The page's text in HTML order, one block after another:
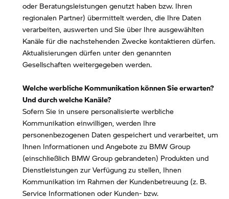
oder Beratungsleistungen genutzt haben bzw. Ihren
regionalen Partner) übermittelt werden, die Ihre Daten
verarbeiten, auswerten und Sie über Ihre ausgewählten
Kanäle für die nachstehenden Zwecke kontaktieren dürfen.
Aktualisierungen dürfen unter den genannten
Gesellschaften weitergegeben werden.
Welche werbliche Kommunikation können Sie erwarten?
Und durch welche Kanäle?
Sofern Sie in unsere personalisierte werbliche
Kommunikation einwilligen, werden Ihre
personenbezogenen Daten gespeichert und verarbeitet, um
Ihnen Informationen und Angebote zu BMW Group
(einschließlich BMW Group gebrandeten) Produkten und
Dienstleistungen zur Verfügung zu stellen, Ihnen
Kommunikation im Rahmen der Kundenbetreuung (z. B.
Service Informationen oder Kunden- bzw.